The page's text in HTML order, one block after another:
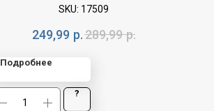
SKU: 17509
249,99 р.289,99 р.
Подробнее
?